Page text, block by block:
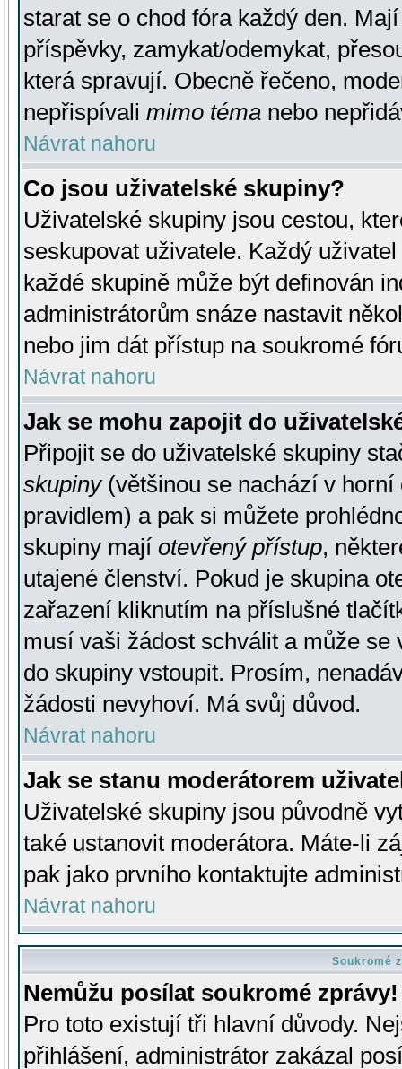
starat se o chod fóra každý den.
příspěvky, zamykat/odemykat,
která spravují. Obecně řečeno,
nepřispívali mimo téma nebo
Návrat nahoru
Co jsou uživatelské skupiny?
Uživatelské skupiny jsou cestou,
seskupovat uživatele. Každý
každé skupině může být definován
administrátorům snáze nastavit
nebo jim dát přístup na soukromé
Návrat nahoru
Jak se mohu zapojit do
Připojit se do uživatelské skupiny
skupiny(většinou se nachází v horní
pravidlem) a pak si můžete
skupiny mají otevřený přístup,
utajené členství. Pokud je skupina
zařazení kliknutím na příslušné
musí vaši žádost schválit a může se
do skupiny vstoupit. Prosím,
žádosti nevyhoví. Má svůj důvod.
Návrat nahoru
Jak se stanu moderátorem
Uživatelské skupiny jsou původně
také ustanovit moderátora. Máte-li
pak jako prvního kontaktujte
Návrat nahoru
Soukromé
Nemůžu posílat soukromé zprávy!
Pro toto existují tři hlavní důvody.
přihlášení, administrátor zakázal